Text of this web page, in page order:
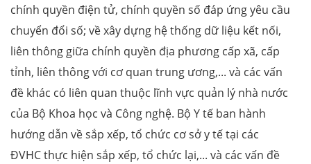
chính quyền điện tử, chính quyền số đáp ứng yêu cầu
chuyển đổi số; về xây dựng hệ thống dữ liệu kết nối,
liên thông giữa chính quyền địa phương cấp xã, cấp
tỉnh, liên thông với cơ quan trung ương,... và các vấn
đề khác có liên quan thuộc lĩnh vực quản lý nhà nước
của Bộ Khoa học và Công nghệ. Bộ Y tế ban hành
hướng dẫn về sắp xếp, tổ chức cơ sở y tế tại các
ĐVHC thực hiện sắp xếp, tổ chức lại,... và các vấn đề